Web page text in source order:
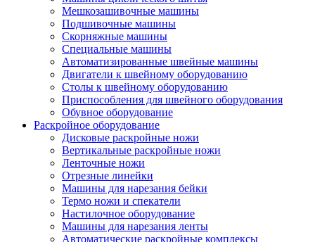
Мешкозашивочные машины
Подшивочные машины
Скорняжные машины
Специальные машины
Автоматизированные швейные машины
Двигатели к швейному оборудованию
Столы к швейному оборудованию
Приспособления для швейного оборудования
Обувное оборудование
Раскройное оборудование
Дисковые раскройные ножи
Вертикальные раскройные ножи
Ленточные ножи
Отрезные линейки
Машины для нарезания бейки
Термо ножи и спекатели
Настилочное оборудование
Машины для нарезания ленты
Автоматические раскройные комплексы